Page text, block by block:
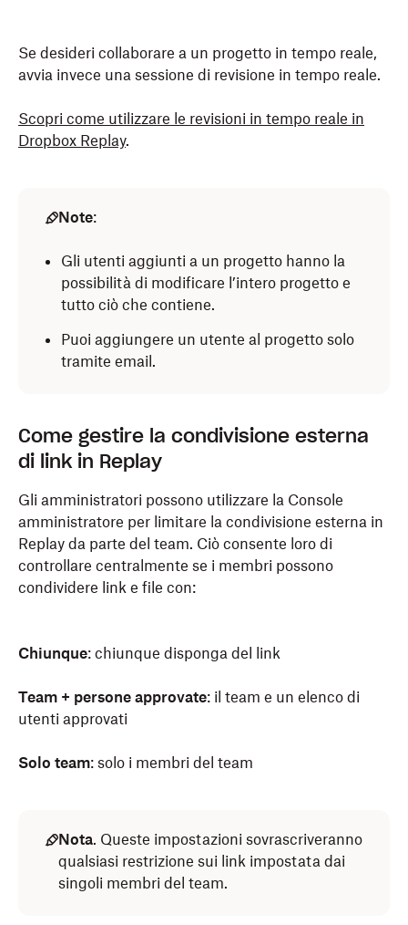
Se desideri collaborare a un progetto in tempo reale,
avvia invece una sessione di revisione in tempo reale.
Scopri come utilizzare le revisioni in tempo reale in
Dropbox Replay.
Note:
Gli utenti aggiunti a un progetto hanno la
possibilità di modificare l’intero progetto e
tutto ciò che contiene.
Puoi aggiungere un utente al progetto solo
tramite email.
Come gestire la condivisione esterna
di link in Replay
Gli amministratori possono utilizzare la Console
amministratore per limitare la condivisione esterna in
Replay da parte del team. Ciò consente loro di
controllare centralmente se i membri possono
condividere link e file con:
Chiunque: chiunque disponga del link
Team + persone approvate: il team e un elenco di
utenti approvati
Solo team: solo i membri del team
Nota. Queste impostazioni sovrascriveranno
qualsiasi restrizione sui link impostata dai
singoli membri del team.